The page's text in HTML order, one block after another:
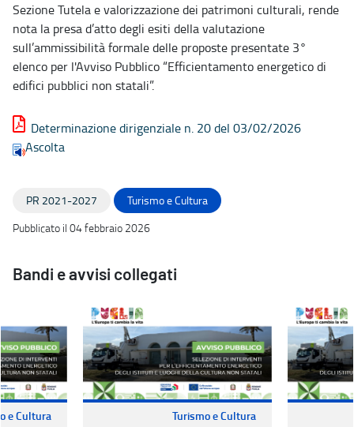
Sezione Tutela e valorizzazione dei patrimoni culturali, rende
nota la presa d’atto degli esiti della valutazione
sull’ammissibilità formale delle proposte presentate 3°
elenco per l'Avviso Pubblico “Efficientamento energetico di
edifici pubblici non statali”.
Determinazione dirigenziale n. 20 del 03/02/2026
Ascolta
PR 2021-2027
Turismo e Cultura
Pubblicato il 04 febbraio 2026
Bandi e avvisi collegati
e Cultura
Turismo e Cultura